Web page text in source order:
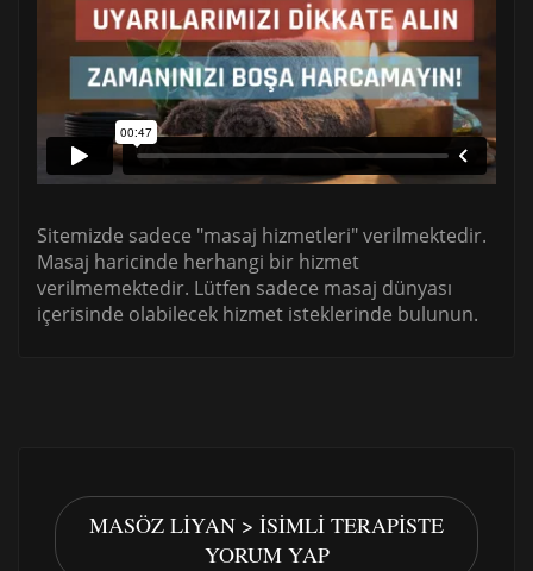
Sitemizde sadece "masaj hizmetleri" verilmektedir.
Masaj haricinde herhangi bir hizmet
verilmemektedir. Lütfen sadece masaj dünyası
içerisinde olabilecek hizmet isteklerinde bulunun.
MASÖZ LIYAN > İSIMLI TERAPISTE
YORUM YAP